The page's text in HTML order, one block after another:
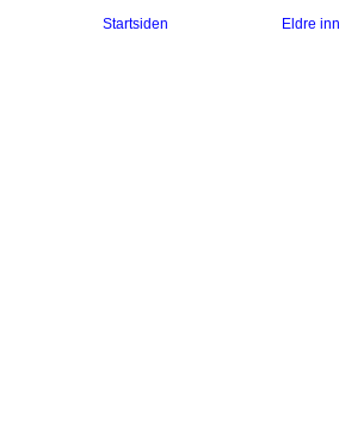
Eldre
Startsiden